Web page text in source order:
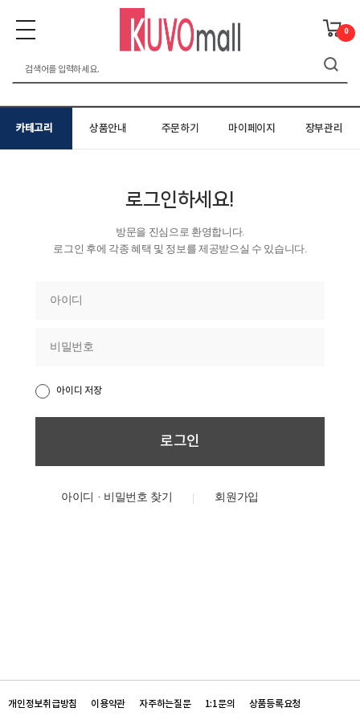
0
카테고리 상품안내 주문하기 마이페이지 장부관리
로그인하세요!
방문을 진심으로 환영합니다.
로그인 후에 각종 혜택 및 정보를 제공받으실 수 있습니다.
아이디 저장
아이디 · 비밀번호 찾기
개인정보취급방침 이용약관 자주하는질문 1:1문의 상품등록요청